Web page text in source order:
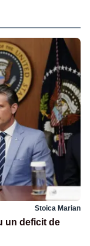
Stoica Marian
un deficit de